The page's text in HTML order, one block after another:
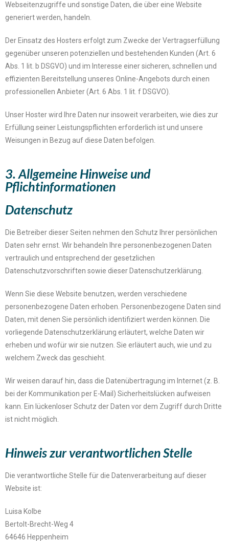
Webseitenzugriffe und sonstige Daten, die über eine Website
generiert werden, handeln.
Der Einsatz des Hosters erfolgt zum Zwecke der Vertragserfüllung
gegenüber unseren potenziellen und bestehenden Kunden (Art. 6
Abs. 1 lit. b DSGVO) und im Interesse einer sicheren, schnellen und
effizienten Bereitstellung unseres Online-Angebots durch einen
professionellen Anbieter (Art. 6 Abs. 1 lit. f DSGVO).
Unser Hoster wird Ihre Daten nur insoweit verarbeiten, wie dies zur
Erfüllung seiner Leistungspflichten erforderlich ist und unsere
Weisungen in Bezug auf diese Daten befolgen.
3. Allgemeine Hinweise und
Pflichtinformationen
Datenschutz
Die Betreiber dieser Seiten nehmen den Schutz Ihrer persönlichen
Daten sehr ernst. Wir behandeln Ihre personenbezogenen Daten
vertraulich und entsprechend der gesetzlichen
Datenschutzvorschriften sowie dieser Datenschutzerklärung.
Wenn Sie diese Website benutzen, werden verschiedene
personenbezogene Daten erhoben. Personenbezogene Daten sind
Daten, mit denen Sie persönlich identifiziert werden können. Die
vorliegende Datenschutzerklärung erläutert, welche Daten wir
erheben und wofür wir sie nutzen. Sie erläutert auch, wie und zu
welchem Zweck das geschieht.
Wir weisen darauf hin, dass die Datenübertragung im Internet (z. B.
bei der Kommunikation per E-Mail) Sicherheitslücken aufweisen
kann. Ein lückenloser Schutz der Daten vor dem Zugriff durch Dritte
ist nicht möglich.
Hinweis zur verantwortlichen Stelle
Die verantwortliche Stelle für die Datenverarbeitung auf dieser
Website ist:
Luisa Kolbe
Bertolt-Brecht-Weg 4
64646 Heppenheim